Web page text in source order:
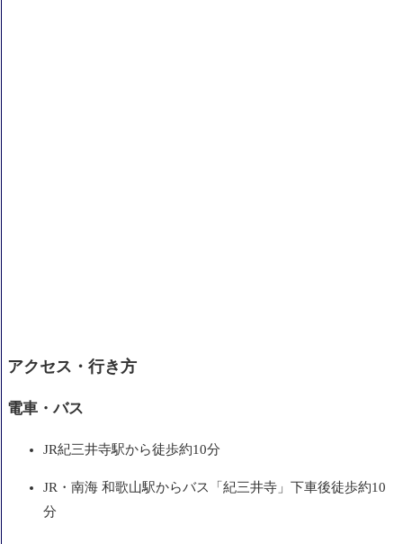
アクセス・行き方
電車・バス
JR紀三井寺駅から徒歩約10分
JR・南海 和歌山駅からバス「紀三井寺」下車後徒歩約10
分